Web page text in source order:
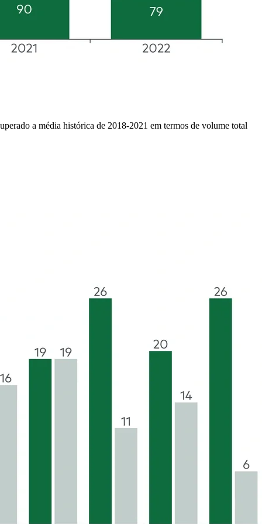
a média histórica de 2018-2021 em termos de volume total